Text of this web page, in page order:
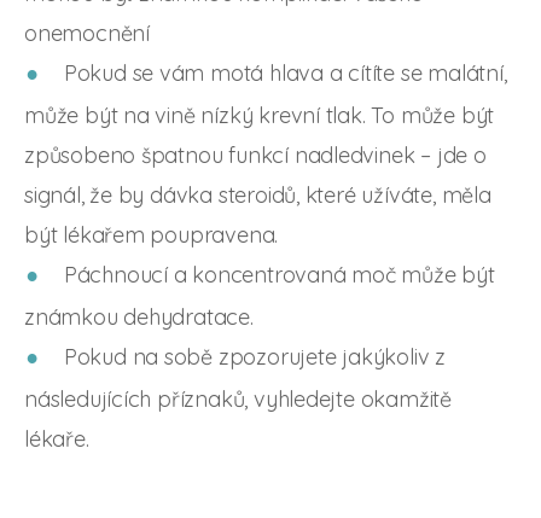
onemocnění
Pokud se vám motá hlava a cítíte se malátní,
může být na vině nízký krevní tlak. To může být
způsobeno špatnou funkcí nadledvinek – jde o
signál, že by dávka steroidů, které užíváte, měla
být lékařem poupravena.
Páchnoucí a koncentrovaná moč může být
známkou dehydratace.
Pokud na sobě zpozorujete jakýkoliv z
následujících příznaků, vyhledejte okamžitě
lékaře.